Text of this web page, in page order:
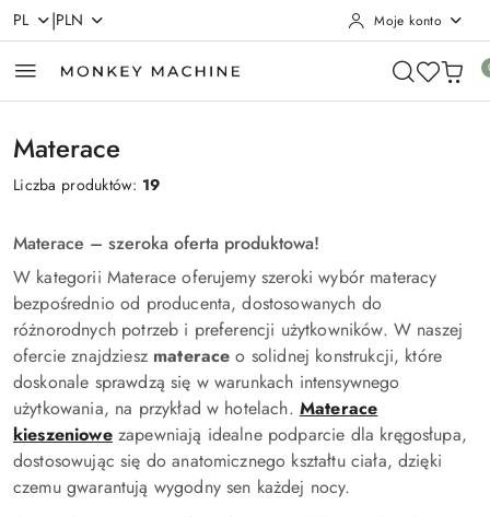
Przejdź do treści głównej
Przejdź do wyszukiwarki
Przejdź do moje konto
Przejdź do menu głównego
Przejdź do stopki
PL |PLN Moje konto
Materace
Liczba produktów: 19
Materace – szeroka oferta produktowa!
W kategorii Materace oferujemy szeroki wybór materacy
bezpośrednio od producenta, dostosowanych do
różnorodnych potrzeb i preferencji użytkowników. W naszej
ofercie znajdziesz materace o solidnej konstrukcji, które
doskonale sprawdzą się w warunkach intensywnego
użytkowania, na przykład w hotelach. Materace
kieszeniowezapewniają idealne podparcie dla kręgosłupa,
dostosowując się do anatomicznego kształtu ciała, dzięki
czemu gwarantują wygodny sen każdej nocy.